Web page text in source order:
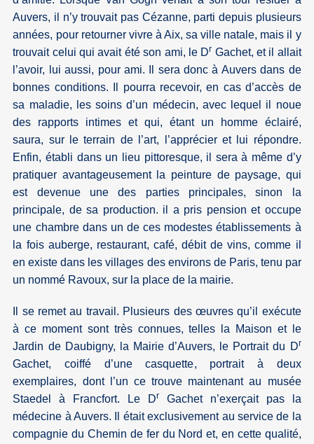
Auvers, il n’y trouvait pas Cézanne, parti depuis plusieurs
années, pour retourner vivre à Aix, sa ville natale, mais il y
trouvait celui qui avait été son ami, le Dr Gachet, et il allait
l’avoir, lui aussi, pour ami. Il sera donc à Auvers dans de
bonnes conditions. Il pourra recevoir, en cas d’accès de
sa maladie, les soins d’un médecin, avec lequel il noue
des rapports intimes et qui, étant un homme éclairé,
saura, sur le terrain de l’art, l’apprécier et lui répondre.
Enfin, établi dans un lieu pittoresque, il sera à même d’y
pratiquer avantageusement la peinture de paysage, qui
est devenue une des parties principales, sinon la
principale, de sa production. il a pris pension et occupe
une chambre dans un de ces modestes établissements à
la fois auberge, restaurant, café, débit de vins, comme il
en existe dans les villages des environs de Paris, tenu par
un nommé Ravoux, sur la place de la mairie.
Il se remet au travail. Plusieurs des œuvres qu’il exécute
à ce moment sont très connues, telles la Maison et le
Jardin de Daubigny, la Mairie d’Auvers, le Portrait du Dr
Gachet, coiffé d’une casquette, portrait à deux
exemplaires, dont l’un ce trouve maintenant au musée
Staedel à Francfort. Le Dr
Gachet n’exerçait pas la
médecine à Auvers. Il était exclusivement au service de la
compagnie du Chemin de fer du Nord et, en cette qualité,